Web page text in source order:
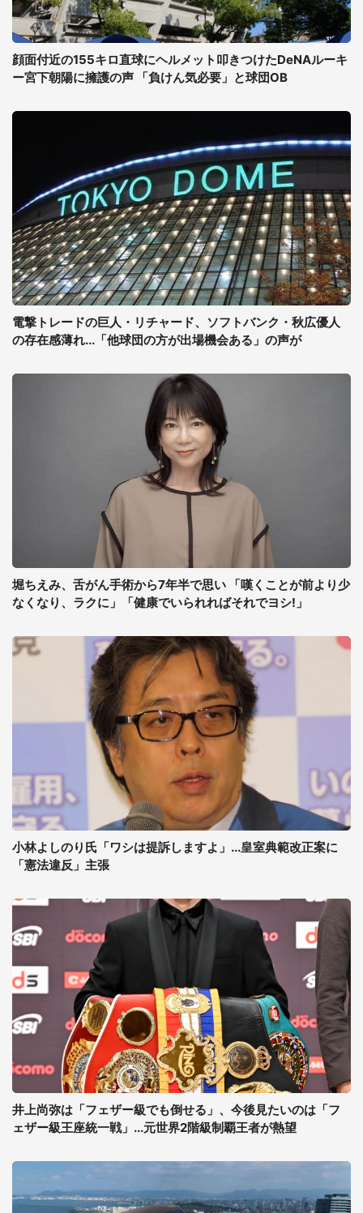
顔面付近の155キロ直球にヘルメット叩きつけたDeNAルーキ
ー宮下朝陽に擁護の声 「負けん気必要」と球団OB
電撃トレードの巨人・リチャード、ソフトバンク・秋広優人
の存在感薄れ...「他球団の方が出場機会ある」の声が
堀ちえみ、舌がん手術から7年半で思い 「嘆くことが前より少
なくなり、ラクに」「健康でいられればそれでヨシ!」
小林よしのり氏「ワシは提訴しますよ」...皇室典範改正案に
「憲法違反」主張
井上尚弥は「フェザー級でも倒せる」、今後見たいのは「フ
ェザー級王座統一戦」...元世界2階級制覇王者が熱望